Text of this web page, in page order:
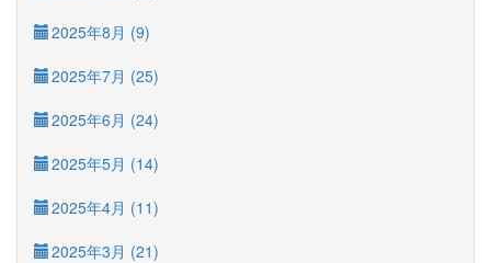
2025年8月 (9)
2025年7月 (25)
2025年6月 (24)
2025年5月 (14)
2025年4月 (11)
2025年3月 (21)